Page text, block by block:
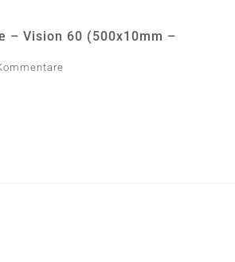
– Vision 60 (500x10mm –